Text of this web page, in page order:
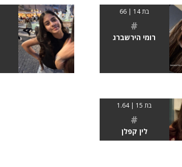
בת 14 | 66
#
רומי הירשברג
בת 15 | 1.64
#
לין קפלן